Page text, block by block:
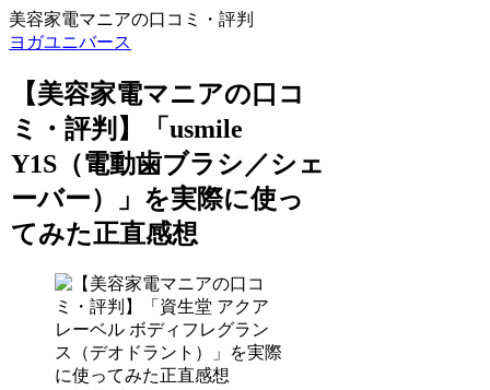
美容家電マニアの口コミ・評判
ヨガユニバース
【美容家電マニアの口コ
ミ・評判】「usmile
Y1S（電動歯ブラシ／シェ
ーバー）」を実際に使っ
てみた正直感想